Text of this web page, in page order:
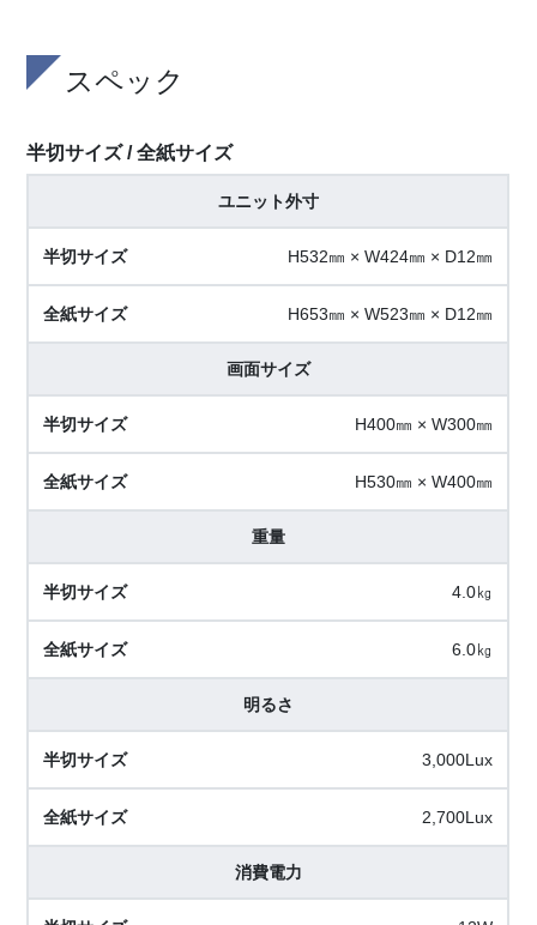
スペック
半切サイズ / 全紙サイズ
ユニット外寸
H532㎜ × W424㎜ × D12㎜
H653㎜ × W523㎜ × D12㎜
画面サイズ
H400㎜ × W300㎜
H530㎜ × W400㎜
重量
4.0㎏
6.0㎏
明るさ
3,000Lux
2,700Lux
消費電力